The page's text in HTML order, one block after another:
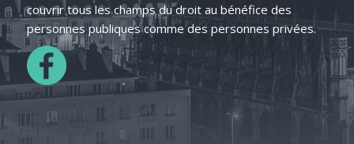
couvrir tous les champs du droit au bénéfice des
personnes publiques comme des personnes privées.